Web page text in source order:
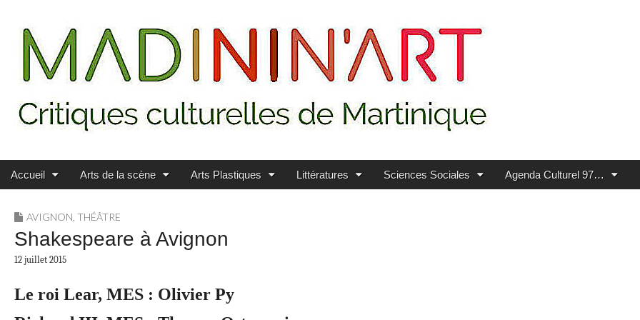
MADININ'ART
Main menu
Skip to content
Accueil Arts de la scène Arts Plastiques Littératures Sciences Sociales Agenda Culturel 97…
AVIGNON THÉÂTRE
Shakespeare à Avignon
12 juillet 2015
Le roi Lear, MES : Olivier Py